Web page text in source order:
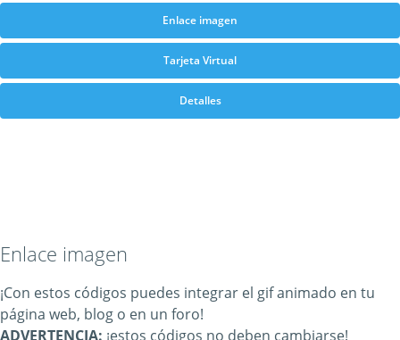
Enlace imagen
Tarjeta Virtual
Detalles
Enlace imagen
¡Con estos códigos puedes integrar el gif animado en tu
página web, blog o en un foro!
ADVERTENCIA: ¡estos códigos no deben cambiarse!